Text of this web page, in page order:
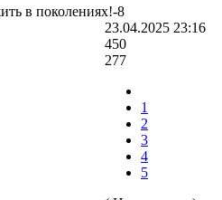
в поколениях!-8
23.04.2025 23:16
450
277
1
2
3
4
5